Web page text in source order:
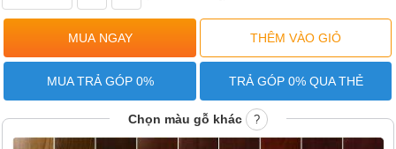
MUA TRẢ GÓP 0% TRẢ GÓP 0% QUA THẺ
Chọn màu gỗ khác ?